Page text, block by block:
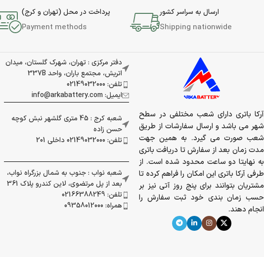
ارسال به سراسر کشور
Shipping nationwide
پرداخت در محل (تهران و کرج)
Payment methods
آرکا باتری دارای شعب مختلفی در سطح
شهر می باشد و ارسال سفارشات از طریق
شعب صورت می گیرد. به همین جهت
مدت زمان بعد از سفارش تا دریافت باتری
به نهایتا دو ساعت محدود شده است. از
طرفی آرکا باتری این امکان را فراهم کرده تا
مشتریان بتوانند برای پنج روز آتی نیز بر
حسب زمان بندی خود ثبت سفارش را
انجام دهند.
دفتر مرکزی : تهران، شهرک گلستان، میدان
اتریش، مجتمع باران، واحد 337B
تلفن: 02149032000
ایمیل: info@arkabattery.com
شعبه کرج : 45 متری گلشهر نبش کوچه
حسن زاده
تلفن: 02149032000 داخلی 201
شعبه نواب : جنوب به شمال بزرگراه نواب،
بعد از پل مرتضوی، لاین کندرو پلاک 361
تلفن: 02166388249
همراه: 09358012000